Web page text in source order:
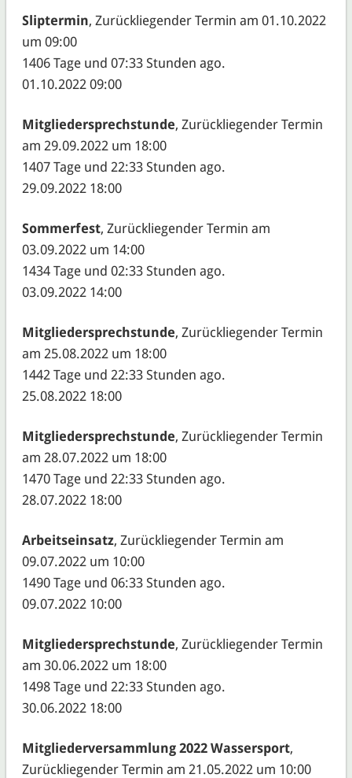
Sliptermin, Zurückliegender Termin am 01.10.2022
um 09:00
1406 Tage und 07:33 Stunden ago.
01.10.2022 09:00
Mitgliedersprechstunde, Zurückliegender Termin
am 29.09.2022 um 18:00
1407 Tage und 22:33 Stunden ago.
29.09.2022 18:00
Sommerfest, Zurückliegender Termin am
03.09.2022 um 14:00
1434 Tage und 02:33 Stunden ago.
03.09.2022 14:00
Mitgliedersprechstunde, Zurückliegender Termin
am 25.08.2022 um 18:00
1442 Tage und 22:33 Stunden ago.
25.08.2022 18:00
Mitgliedersprechstunde, Zurückliegender Termin
am 28.07.2022 um 18:00
1470 Tage und 22:33 Stunden ago.
28.07.2022 18:00
Arbeitseinsatz, Zurückliegender Termin am
09.07.2022 um 10:00
1490 Tage und 06:33 Stunden ago.
09.07.2022 10:00
Mitgliedersprechstunde, Zurückliegender Termin
am 30.06.2022 um 18:00
1498 Tage und 22:33 Stunden ago.
30.06.2022 18:00
Mitgliederversammlung 2022 Wassersport,
Zurückliegender Termin am 21.05.2022 um 10:00